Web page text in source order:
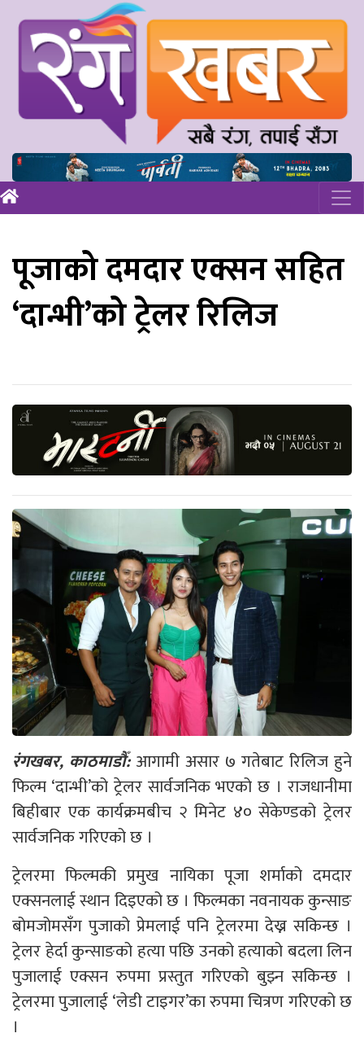
पूजाको दमदार एक्सन सहित
‘दान्भी’को ट्रेलर रिलिज
रंगखबर, काठमाडौँ: आगामी असार ७ गतेबाट रिलिज हुने
फिल्म ‘दान्भी’को ट्रेलर सार्वजनिक भएको छ । राजधानीमा
बिहीबार एक कार्यक्रमबीच २ मिनेट ४० सेकेण्डको ट्रेलर
सार्वजनिक गरिएको छ ।
ट्रेलरमा फिल्मकी प्रमुख नायिका पूजा शर्माको दमदार
एक्सनलाई स्थान दिइएको छ । फिल्मका नवनायक कुन्साङ
बोमजोमसँग पुजाको प्रेमलाई पनि ट्रेलरमा देख्न सकिन्छ ।
ट्रेलर हेर्दा कुन्साङको हत्या पछि उनको हत्याको बदला लिन
पुजालाई एक्सन रुपमा प्रस्तुत गरिएको बुझ्न सकिन्छ ।
ट्रेलरमा पुजालाई ‘लेडी टाइगर’का रुपमा चित्रण गरिएको छ
।